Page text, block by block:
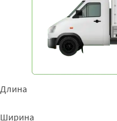
Длина
Ширина